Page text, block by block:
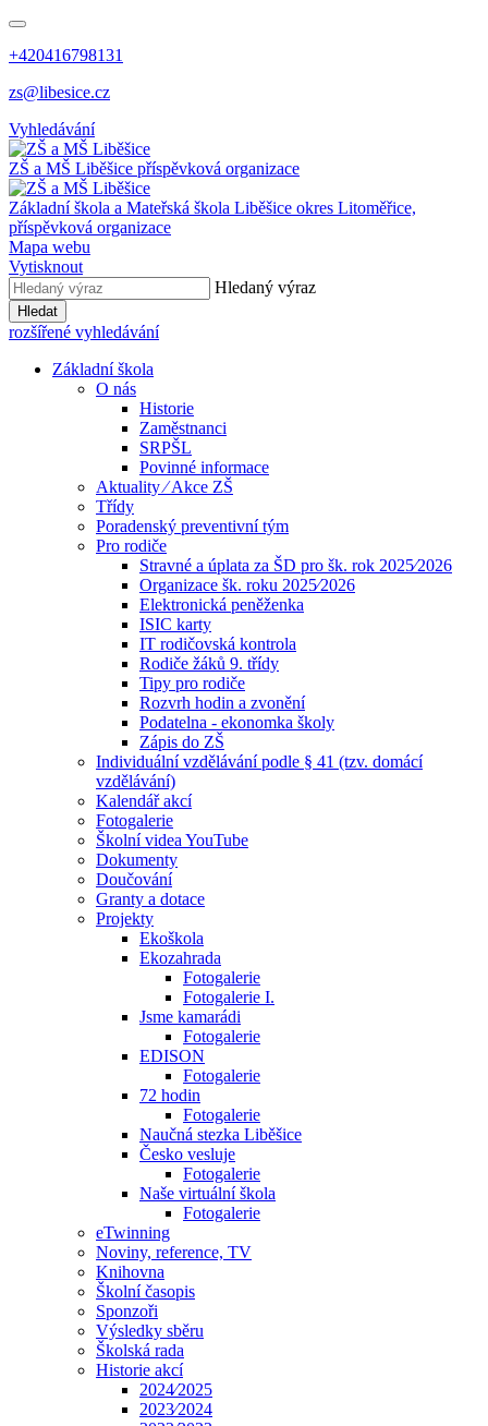
+420416798131
zs@libesice.cz
Vyhledávání
ZŠ a MŠ Liběšice příspěvková organizace
Základní škola a Mateřská škola Liběšice okres Litoměřice,
příspěvková organizace
Mapa webu
Vytisknout
Hledaný výraz
Hledat
rozšířené vyhledávání
Základní škola
O nás
Historie
Zaměstnanci
SRPŠL
Povinné informace
Aktuality ⁄ Akce ZŠ
Třídy
Poradenský preventivní tým
Pro rodiče
Stravné a úplata za ŠD pro šk. rok 2025⁄2026
Organizace šk. roku 2025⁄2026
Elektronická peněženka
ISIC karty
IT rodičovská kontrola
Rodiče žáků 9. třídy
Tipy pro rodiče
Rozvrh hodin a zvonění
Podatelna - ekonomka školy
Zápis do ZŠ
Individuální vzdělávání podle § 41 (tzv. domácí
vzdělávání)
Kalendář akcí
Fotogalerie
Školní videa YouTube
Dokumenty
Doučování
Granty a dotace
Projekty
Ekoškola
Ekozahrada
Fotogalerie
Fotogalerie I.
Jsme kamarádi
Fotogalerie
EDISON
Fotogalerie
72 hodin
Fotogalerie
Naučná stezka Liběšice
Česko vesluje
Fotogalerie
Naše virtuální škola
Fotogalerie
eTwinning
Noviny, reference, TV
Knihovna
Školní časopis
Sponzoři
Výsledky sběru
Školská rada
Historie akcí
2024⁄2025
2023⁄2024